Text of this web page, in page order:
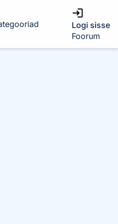
Logi sisse
Foorum